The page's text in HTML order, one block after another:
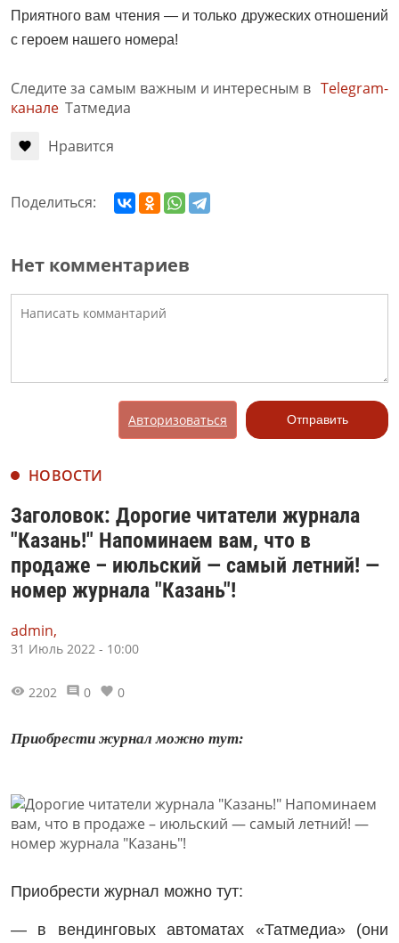
Приятного вам чтения — и только дружеских отношений
с героем нашего номера!
Следите за самым важным и интересным в Telegram-
канале Татмедиа
Нравится
Поделиться:
Нет комментариев
Авторизоваться Отправить
НОВОСТИ
Заголовок: Дорогие читатели журнала
"Казань!" Напоминаем вам, что в
продаже – июльский — самый летний! —
номер журнала "Казань"!
admin,
31 Июль 2022 - 10:00
2202 0 0
Приобрести журнал можно тут:
Приобрести журнал можно тут:
— в вендинговых автоматах «Татмедиа» (они